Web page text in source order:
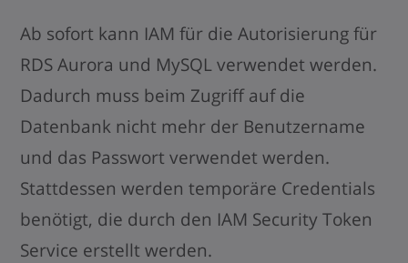
Ab sofort kann IAM für die Autorisierung für
RDS Aurora und MySQL verwendet werden.
Dadurch muss beim Zugriff auf die
Datenbank nicht mehr der Benutzername
und das Passwort verwendet werden.
Stattdessen werden temporäre Credentials
benötigt, die durch den IAM Security Token
Service erstellt werden.